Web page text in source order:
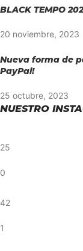
BLACK TEMPO
20 noviembre, 2023
Nueva forma de
PayPal!
25 octubre, 2023
NUESTRO
25
0
42
1